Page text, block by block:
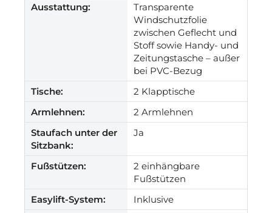
Ausstattung:
Transparente
Windschutzfolie
zwischen Geflecht und
Stoff sowie Handy- und
Zeitungstasche – außer
bei PVC-Bezug
Tische:
2 Klapptische
Armlehnen:
2 Armlehnen
Staufach unter der
Sitzbank:
Ja
Fußstützen:
2 einhängbare
Fußstützen
Easylift-System:
Inklusive